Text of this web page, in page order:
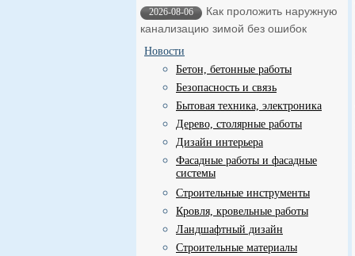
2026-08-06
Как проложить наружную
канализацию зимой без ошибок
Новости
Бетон, бетонные работы
Безопасность и связь
Бытовая техника, электроника
Дерево, столярные работы
Дизайн интерьера
Фасадные работы и фасадные
системы
Строительные инструменты
Кровля, кровельные работы
Ландшафтный дизайн
Строительные материалы